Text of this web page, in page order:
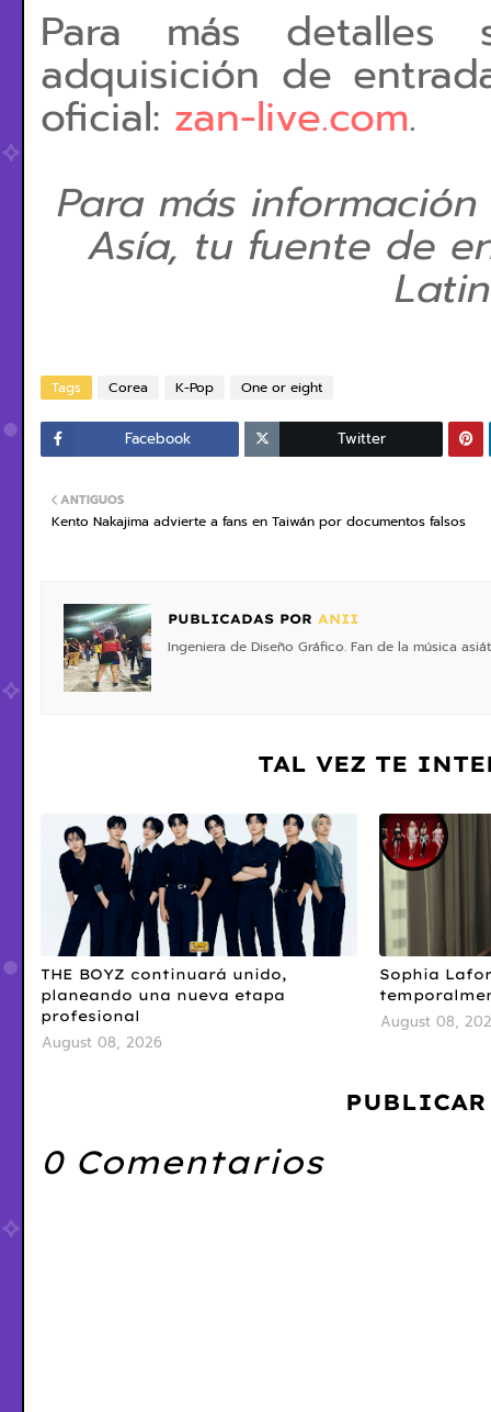
Para más detalles
adquisición de
oficial: zan-live.com.
Para más
Asía, tu fuente de
Tags Corea K-Pop One or eight
Facebook Twitter
ANTIGUOS
Kento Nakajima advierte a fans en Taiwán por documentos falsos
PUBLICADAS POR ANII
Ingeniera de Diseño Gráfico. Fan de la música
TAL VEZ TE
THE BOYZ continuará unido,
planeando una nueva etapa
profesional
August 08, 2026
Sophia
August 08,
0 Comentarios